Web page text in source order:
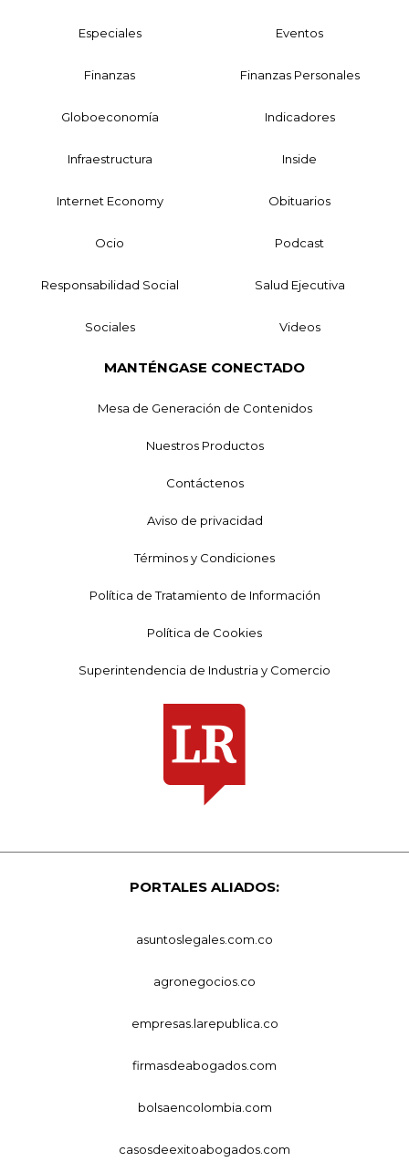
Especiales Eventos
Finanzas Finanzas Personales
Globoeconomía Indicadores
Infraestructura Inside
Internet Economy Obituarios
Ocio Podcast
Responsabilidad Social Salud Ejecutiva
Sociales Videos
MANTÉNGASE CONECTADO
Mesa de Generación de Contenidos
Nuestros Productos
Contáctenos
Aviso de privacidad
Términos y Condiciones
Política de Tratamiento de Información
Política de Cookies
Superintendencia de Industria y Comercio
PORTALES ALIADOS:
asuntoslegales.com.co
agronegocios.co
empresas.larepublica.co
firmasdeabogados.com
bolsaencolombia.com
casosdeexitoabogados.com